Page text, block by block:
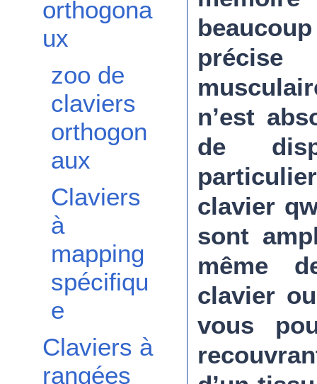
orthogona
ux
zoo de
claviers
orthogon
aux
Claviers
à
mapping
spécifiqu
e
Claviers à
rangées
n’est
de
clavier
sont
même
clavier
vous